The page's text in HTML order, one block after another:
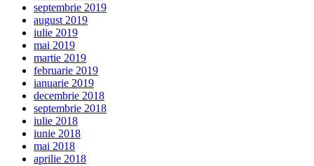
septembrie 2019
august 2019
iulie 2019
mai 2019
martie 2019
februarie 2019
ianuarie 2019
decembrie 2018
septembrie 2018
iulie 2018
iunie 2018
mai 2018
aprilie 2018